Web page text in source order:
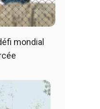
mondial